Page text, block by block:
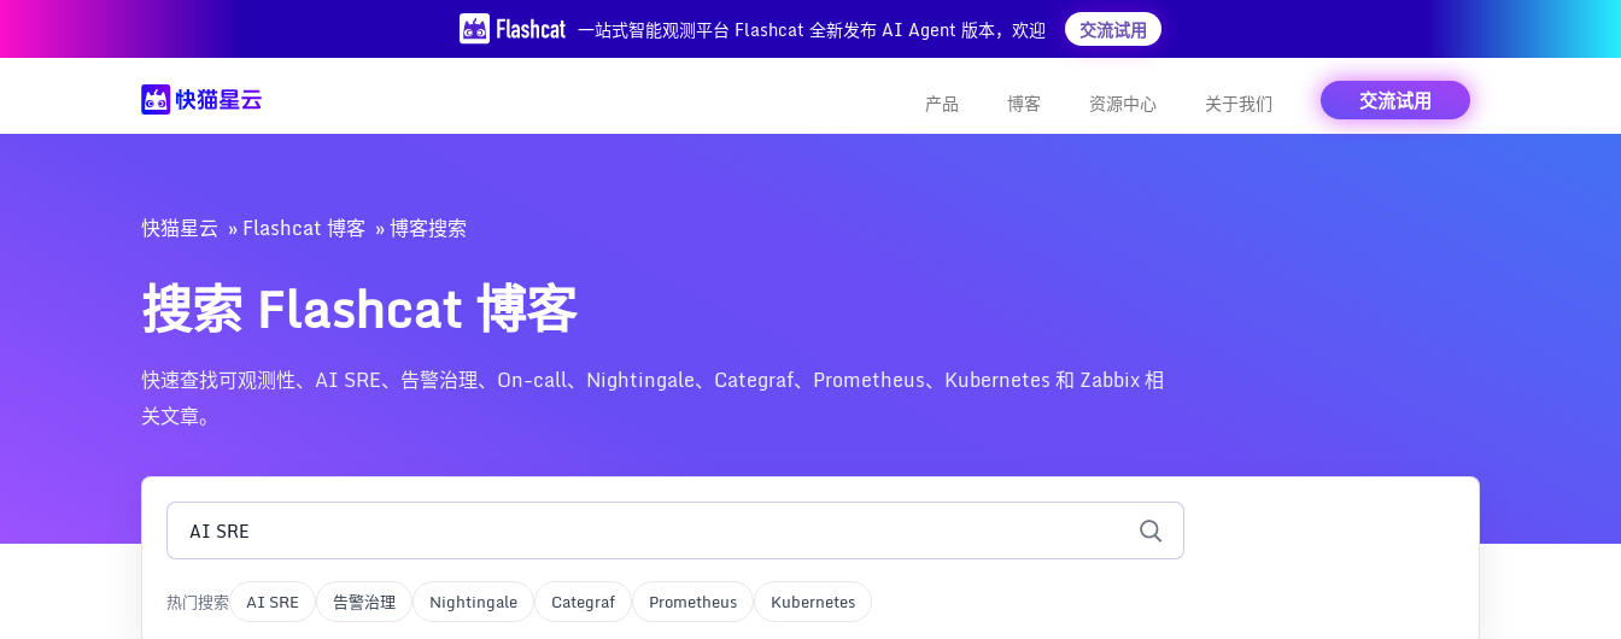
一站式智能观测平台 Flashcat 全新发布 AI Agent 版本，欢迎 交流试用
产品 博客 资源中心 关于我们 交流试用
快猫星云 Flashcat 博客 博客搜索
搜索 Flashcat 博客
快速查找可观测性、AI SRE、告警治理、On-call、Nightingale、Categraf、Prometheus、Kubernetes 和 Zabbix 相
关文章。
热门搜索 AI SRE 告警治理 Nightingale Categraf Prometheus Kubernetes